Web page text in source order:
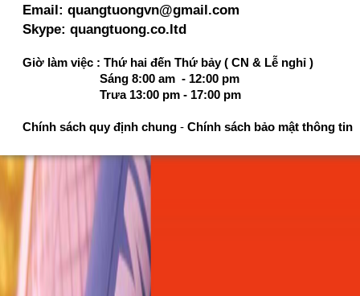
Email: quangtuongvn@gmail.com
Skype: quangtuong.co.ltd
Giờ làm việc : Thứ hai đến Thứ bảy ( CN & Lễ nghỉ )
Sáng 8:00 am - 12:00 pm
Trưa 13:00 pm - 17:00 pm
Chính sách quy định chung - Chính sách bảo mật thông tin